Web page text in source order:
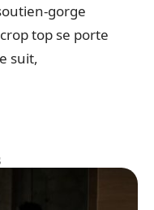
gorge
top se porte
suit,